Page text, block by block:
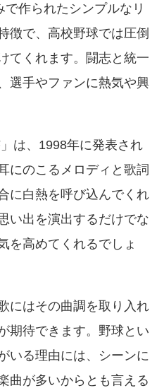
作られたシンプルなリ
徴で、高校野球では圧倒
てくれます。闘志と統一
選手やファンに熱気や興
は、1998年に発表され
にのこるメロディと歌詞
に白熱を呼び込んでくれ
い出を演出するだけでな
を高めてくれるでしょ
にはその曲調を取り入れ
期待できます。野球とい
いる理由には、シーンに
曲が多いからとも言える